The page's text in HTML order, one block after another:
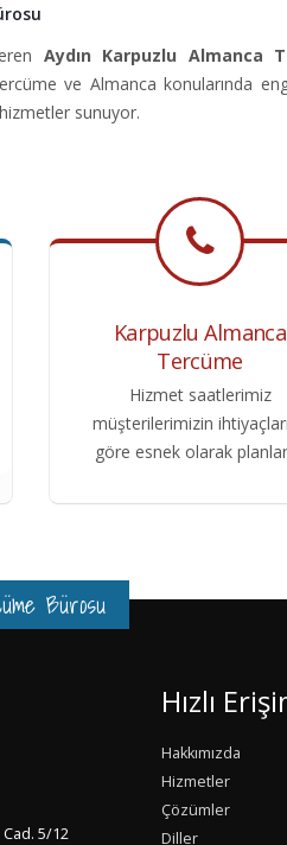
Aydın Karpuzlu Almanca
ve Almanca konularında
sunuyor.
Karpuzlu Almanca
Tercüme
Hizmet saatlerimiz
müşterilerimizin
göre esnek olarak
Bürosu
5/12
Hızlı
Hakkımızda
Hizmetler
Çözümler
Diller